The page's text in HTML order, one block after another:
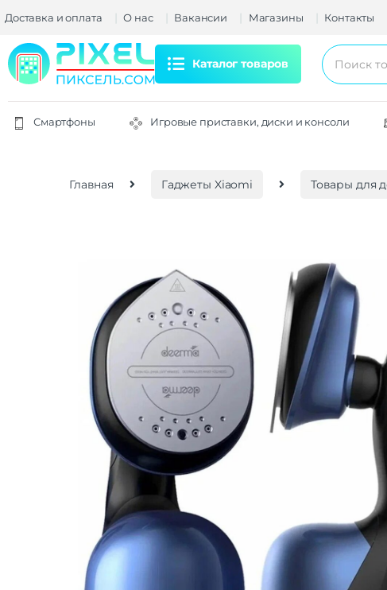
Доставка и оплата О нас Вакансии Магазины Контакты
Каталог товаров
Смартфоны Игровые приставки, диски и консоли
Главная Гаджеты Xiaomi Товары для